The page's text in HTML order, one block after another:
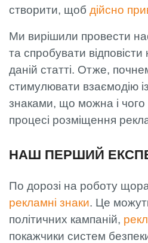
створити, щоб дійсно
Ми вирішили провести
та спробувати
даній статті. Отже,
стимулювати взаємодію
знаками, що можна і
процесі розміщення
НАШ ПЕРШИЙ
По дорозі на роботу
рекламні знаки. Це
політичних кампаній,
покажчики систем